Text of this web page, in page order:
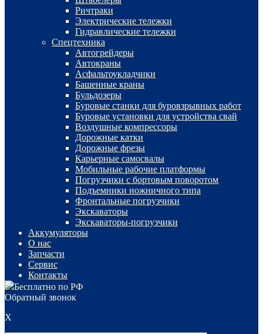
Ричтраки
Электрические тележки
Гидравлические тележки
Спецтехника
Автогрейдеры
Автокраны
Асфальтоукладчики
Башенные краны
Бульдозеры
Буровые станки для буровзрывных работ
Буровые установки для устройства свай
Воздушные компрессоры
Дорожные катки
Дорожные фрезы
Карьерные самосвалы
Мобильные рабочие платформы
Погрузчики с бортовым поворотом
Подъемники ножничного типа
Фронтальные погрузчики
Экскаваторы
Экскаваторы-погрузчики
Аккумуляторы
О нас
Запчасти
Сервис
Контакты
Бесплатно по РФ
Обратный звонок
X